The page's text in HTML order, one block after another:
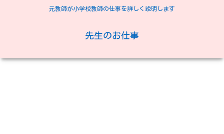
元教師が小学校教師の仕事を詳しく説明します
先生のお仕事